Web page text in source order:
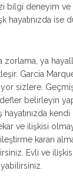
bilgi deneyim
ise
ya
Garcia
sizlere.
belirleyin
ve ilişkisi
kararı
Evli ve